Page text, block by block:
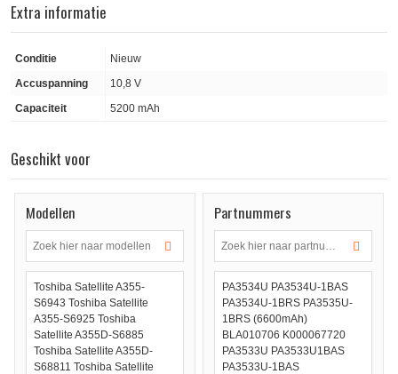
Extra informatie
Conditie
Nieuw
Accuspanning
10,8 V
Capaciteit
5200 mAh
Geschikt voor
Modellen
Toshiba Satellite A355-
S6943 Toshiba Satellite
A355-S6925 Toshiba
Satellite A355D-S6885
Toshiba Satellite A355D-
S68811 Toshiba Satellite
Partnummers
PA3534U PA3534U-1BAS
PA3534U-1BRS PA3535U-
1BRS (6600mAh)
BLA010706 K000067720
PA3533U PA3533U1BAS
PA3533U-1BAS